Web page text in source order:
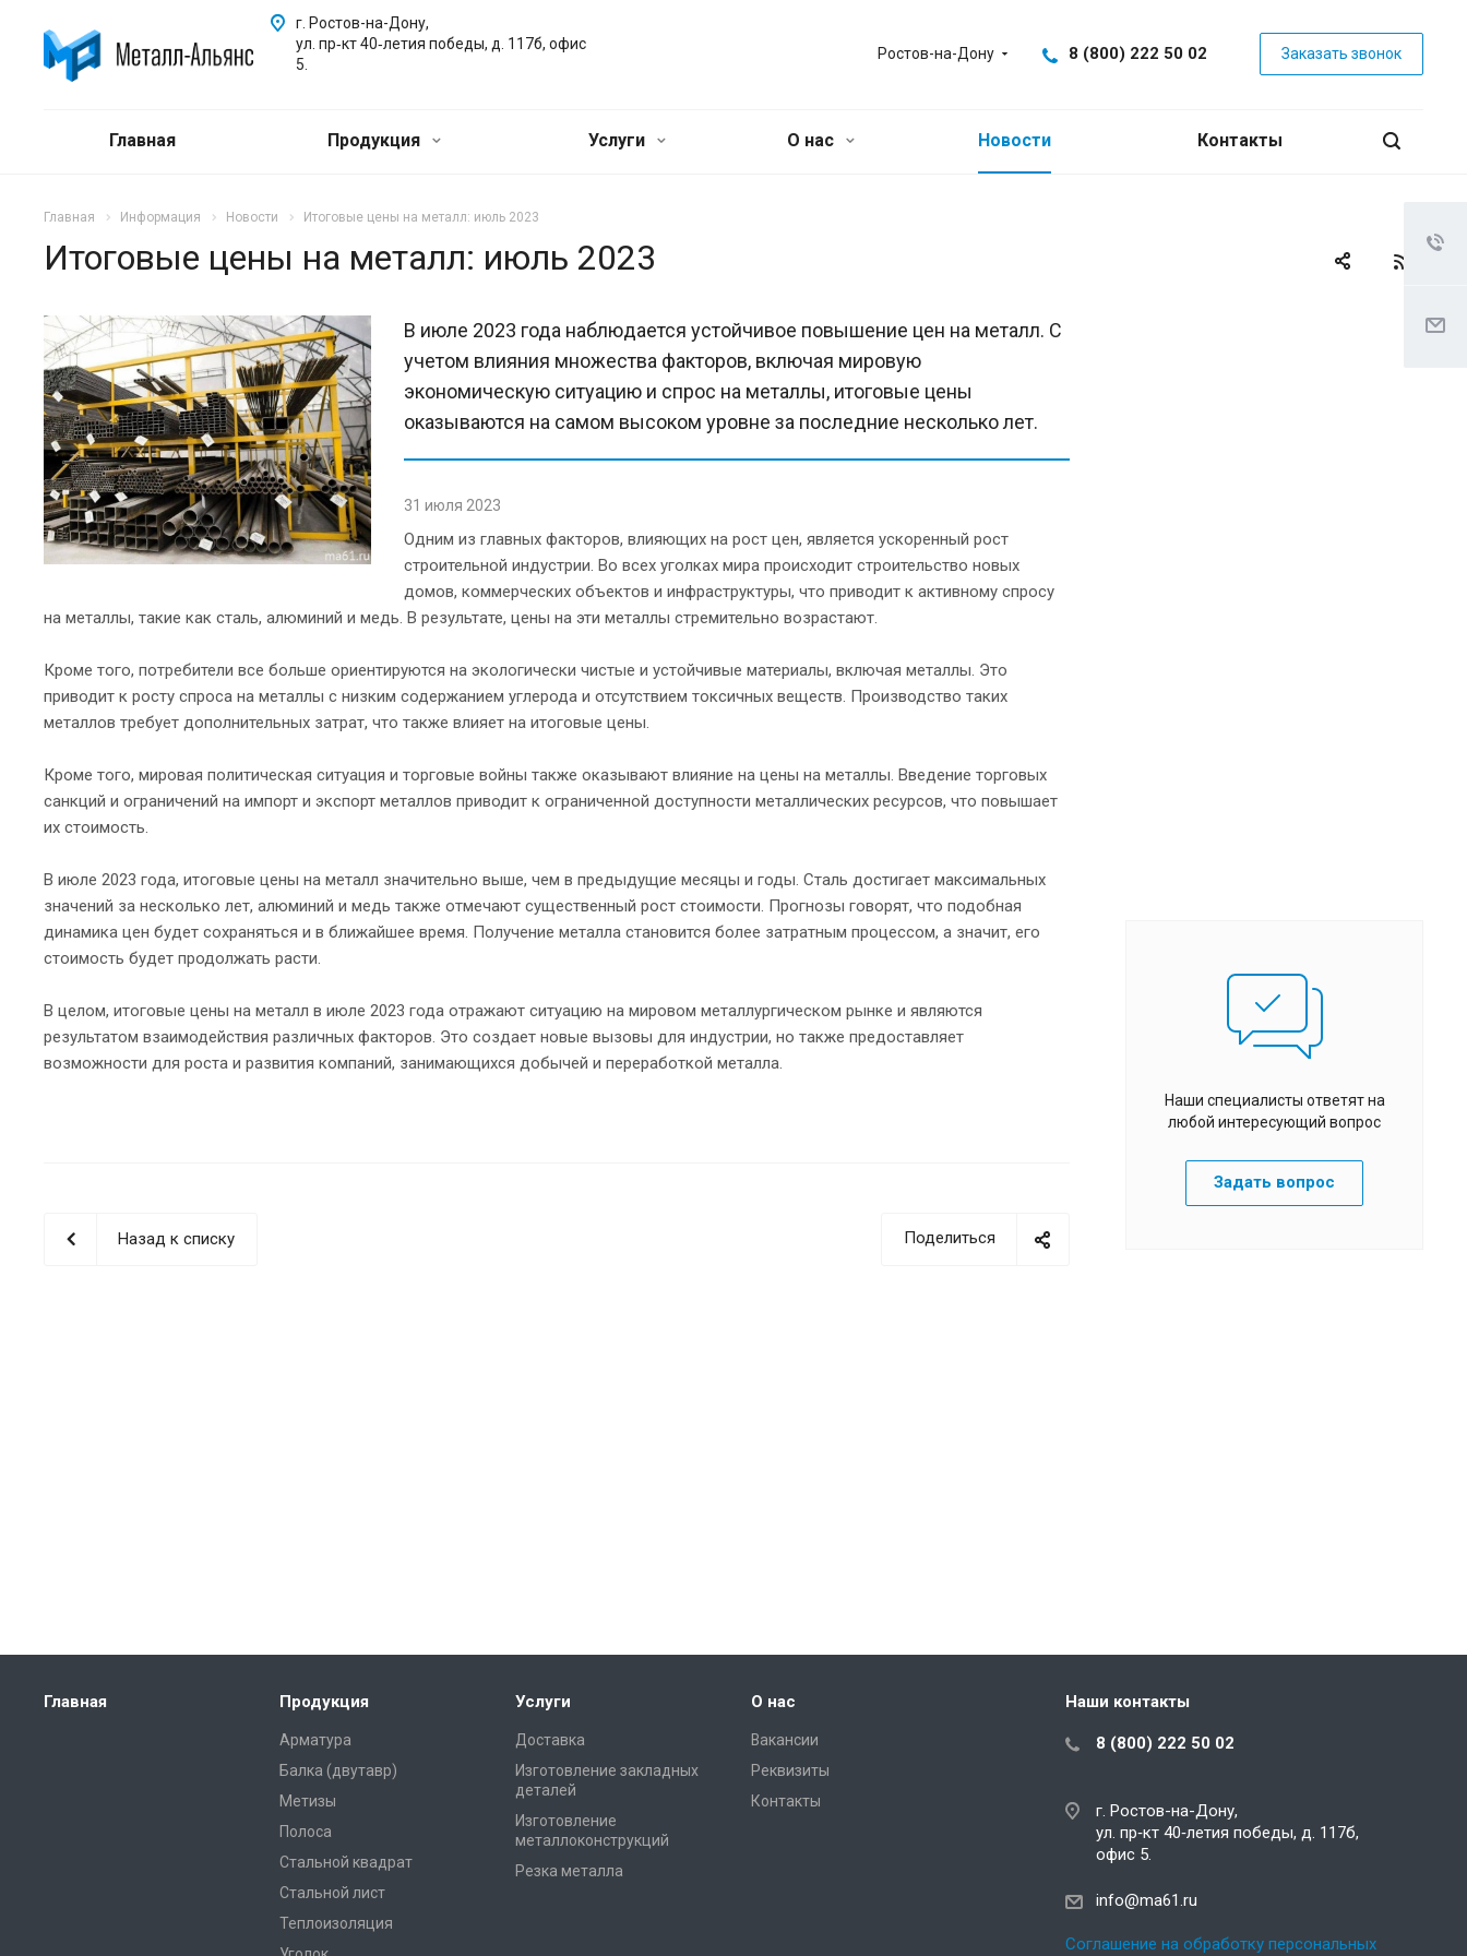
Ростов-на-Дону 8 (800) 222 50 02 Заказать звонок
г. Ростов-на-Дону,
ул. пр‑кт 40‑летия победы, д. 117б, офис
5.
Главная Продукция Услуги О нас Новости Контакты
Главная Информация Новости Итоговые цены на металл: июль 2023
Итоговые цены на металл: июль 2023
В июле 2023 года наблюдается устойчивое повышение цен на металл. С
учетом влияния множества факторов, включая мировую
экономическую ситуацию и спрос на металлы, итоговые цены
оказываются на самом высоком уровне за последние несколько лет.
31 июля 2023
Одним из главных факторов, влияющих на рост цен, является ускоренный рост
строительной индустрии. Во всех уголках мира происходит строительство новых
домов, коммерческих объектов и инфраструктуры, что приводит к активному спросу
на металлы, такие как сталь, алюминий и медь. В результате, цены на эти металлы стремительно возрастают.
Кроме того, потребители все больше ориентируются на экологически чистые и устойчивые материалы, включая металлы. Это
приводит к росту спроса на металлы с низким содержанием углерода и отсутствием токсичных веществ. Производство таких
металлов требует дополнительных затрат, что также влияет на итоговые цены.
Кроме того, мировая политическая ситуация и торговые войны также оказывают влияние на цены на металлы. Введение торговых
санкций и ограничений на импорт и экспорт металлов приводит к ограниченной доступности металлических ресурсов, что повышает
их стоимость.
В июле 2023 года, итоговые цены на металл значительно выше, чем в предыдущие месяцы и годы. Сталь достигает максимальных
значений за несколько лет, алюминий и медь также отмечают существенный рост стоимости. Прогнозы говорят, что подобная
динамика цен будет сохраняться и в ближайшее время. Получение металла становится более затратным процессом, а значит, его
стоимость будет продолжать расти.
В целом, итоговые цены на металл в июле 2023 года отражают ситуацию на мировом металлургическом рынке и являются
результатом взаимодействия различных факторов. Это создает новые вызовы для индустрии, но также предоставляет
возможности для роста и развития компаний, занимающихся добычей и переработкой металла.
Наши специалисты ответят на
любой интересующий вопрос
Задать вопрос
Поделиться
Назад к списку
Главная Продукция
Арматура
Балка (двутавр)
Метизы
Полоса
Стальной квадрат
Стальной лист
Теплоизоляция
Услуги
Доставка
Изготовление закладных
деталей
Изготовление
металлоконструкций
Резка металла
О нас
Вакансии
Реквизиты
Контакты
Наши контакты
8 (800) 222 50 02
г. Ростов-на-Дону,
ул. пр‑кт 40‑летия победы, д. 117б,
офис 5.
info@ma61.ru
Соглашение на обработку персональных